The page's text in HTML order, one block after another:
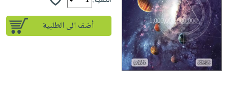
إختياراتنا
كتب
أكاديمية
صندوق
القراءة
iKitab
بلا
حدود
أسئلة
يتكرر
أسئلة
يتكرر
طرحها
تحميل
masmu3
المواضيع
الأكثر
مبيعاً
وسائل
تعليمية
تعليمية
الصحة
والعناية
الشخصية
أضف الى الطلبية